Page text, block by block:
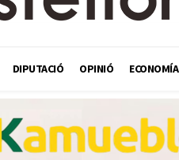
DIPUTACIÓ OPINIÓ ECONOMÍA